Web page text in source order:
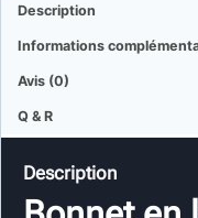
Description
Informations
Avis (0)
Q & R
Description